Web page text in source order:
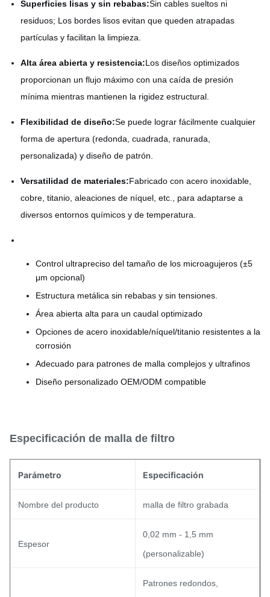
Superficies lisas y sin rebabas:Sin cables sueltos ni
residuos; Los bordes lisos evitan que queden atrapadas
partículas y facilitan la limpieza.
Alta área abierta y resistencia:Los diseños optimizados
proporcionan un flujo máximo con una caída de presión
mínima mientras mantienen la rigidez estructural.
Flexibilidad de diseño:Se puede lograr fácilmente cualquier
forma de apertura (redonda, cuadrada, ranurada,
personalizada) y diseño de patrón.
Versatilidad de materiales:Fabricado con acero inoxidable,
cobre, titanio, aleaciones de níquel, etc., para adaptarse a
diversos entornos químicos y de temperatura.
Control ultrapreciso del tamaño de los microagujeros (±5
μm opcional)
Estructura metálica sin rebabas y sin tensiones.
Área abierta alta para un caudal optimizado
Opciones de acero inoxidable/níquel/titanio resistentes a la
corrosión
Adecuado para patrones de malla complejos y ultrafinos
Diseño personalizado OEM/ODM compatible
Especificación de malla de filtro
Parámetro Especificación
Nombre del producto malla de filtro grabada
Espesor
0,02 mm - 1,5 mm
(personalizable)
Patrones redondos,